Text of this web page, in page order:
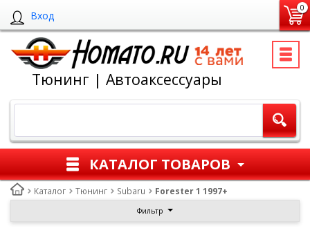
Вход
0
Тюнинг | Автоаксессуары
КАТАЛОГ ТОВАРОВ
Каталог Тюнинг Subaru Forester 1 1997+
Фильтр